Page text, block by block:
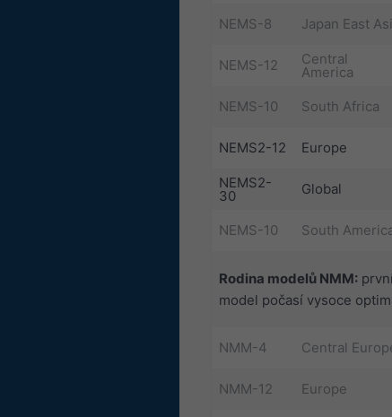
NEMS-8 Japan East
NEMS-12 Central
America
NEMS-10 South Africa
NEMS2-12 Europe
NEMS2-
30 Global
NEMS-10 South
Rodina modelů NMM:
model počasí vysoce
NMM-4 Central
NMM-12 Europe